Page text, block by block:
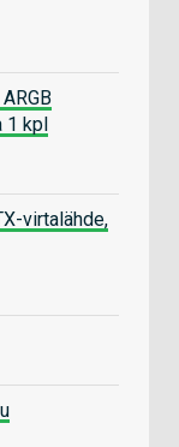
1 kpl
virtalähde,